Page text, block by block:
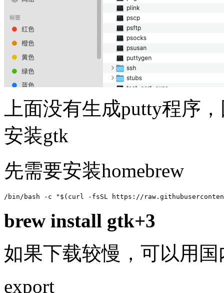
上面没有生成putty程序
安装gtk
先需要安装homebrew
/bin/bash -c " $(curl -fsSL https://
brew install gtk+3
如果下载较慢，可以用国
export